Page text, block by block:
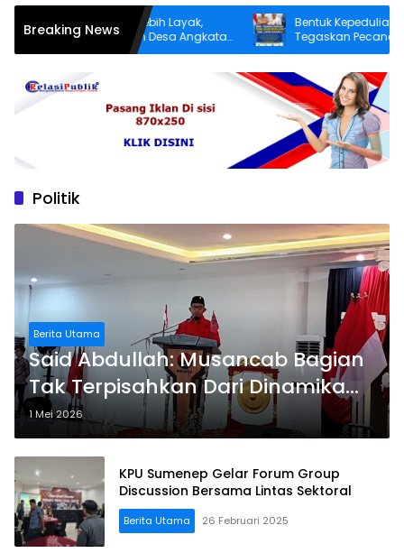
Breaking News
yang Lebih Layak,
Patereman Desa Angkatan
Perbaiki Jalan Rusak
Bentuk Kepedulian Negara, BNN
Tegaskan Pecandu Narkoba
Sukarela Tidak akan Dipenjara
Politik
Berita Utama
Said Abdullah: Musancab Bagian
Tak Terpisahkan Dari Dinamika
Organisasi
1 Mei 2026
KPU Sumenep Gelar Forum Group
Discussion Bersama Lintas Sektoral
Berita Utama 26 Februari 2025